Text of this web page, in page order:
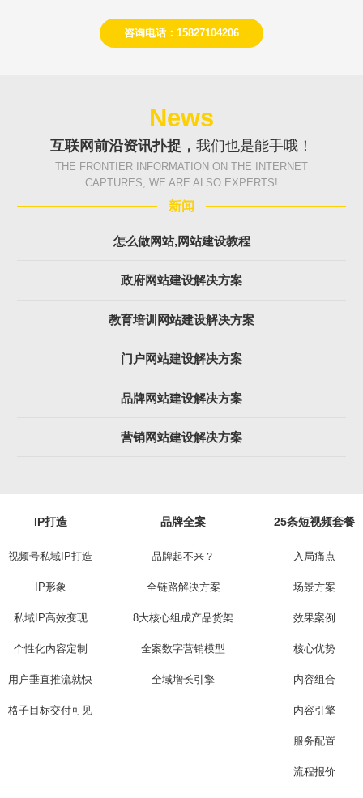
咨询电话：15827104206
News
互联网前沿资讯扑捉， 我们也是能手哦！
THE FRONTIER INFORMATION ON THE INTERNET
CAPTURES, WE ARE ALSO EXPERTS!
新闻
怎么做网站,网站建设教程
政府网站建设解决方案
教育培训网站建设解决方案
门户网站建设解决方案
品牌网站建设解决方案
营销网站建设解决方案
IP打造
视频号私域IP打造
IP形象
私域IP高效变现
个性化内容定制
用户垂直推流就快
格子目标交付可见
品牌全案
品牌起不来？
全链路解决方案
8大核心组成产品货架
全案数字营销模型
全域增长引擎
25条短视频套餐
入局痛点
场景方案
效果案例
核心优势
内容组合
内容引擎
服务配置
流程报价